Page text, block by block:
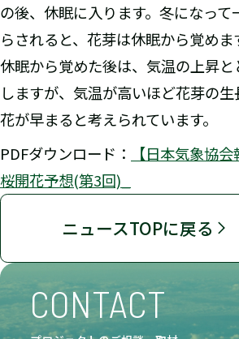
の後、休眠に入ります。冬になって
らされると、花芽は休眠から覚めま
休眠から覚めた後は、気温の上昇
しますが、気温が高いほど花芽の
花が早まると考えられています。
PDFダウンロード：
【日本気象協
桜開花予想(第3回)_
ニュースTOPに戻る
CONTACT